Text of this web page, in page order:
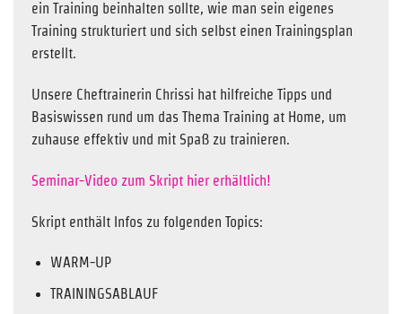
ein Training beinhalten sollte, wie man sein eigenes
Training strukturiert und sich selbst einen Trainingsplan
erstellt.
Unsere Cheftrainerin Chrissi hat hilfreiche Tipps und
Basiswissen rund um das Thema Training at Home, um
zuhause effektiv und mit Spaß zu trainieren.
Seminar-Video zum Skript hier erhältlich!
Skript enthält Infos zu folgenden Topics:
WARM-UP
TRAININGSABLAUF